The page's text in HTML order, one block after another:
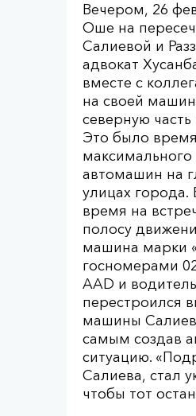
Вечером, 26
Оше на
Салиевой и
адвокат
вместе с
на своей
северную часть
Это было время
максимального
автомашин на
улицах города.
время на
полосу
машина марки
госномерами
AAD и водитель
перестроился
машины
самым создав
ситуацию.
Салиева, стал
чтобы тот